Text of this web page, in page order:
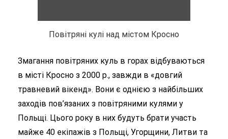
Повітряні кулі над містом Кросно
Змагання повітряних куль в горах відбуваються
в місті Кросно з 2000 р., завжди в «довгий
травневий вікенд». Вони є однією з найбільших
заходів пов’язаних з повітряними кулями у
Польщі. Цього року в них будуть брати участь
майже 40 екіпажів з Польщі, Угорщини, Литви та